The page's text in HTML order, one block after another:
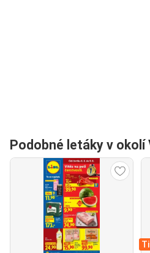
Podobné letáky v okolí